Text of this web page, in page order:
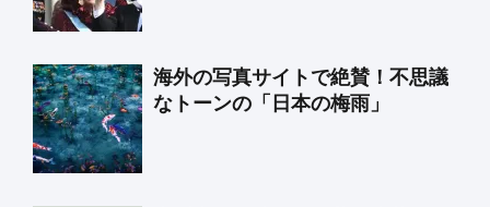
海外の写真サイトで絶賛！不思議
なトーンの「日本の梅雨」